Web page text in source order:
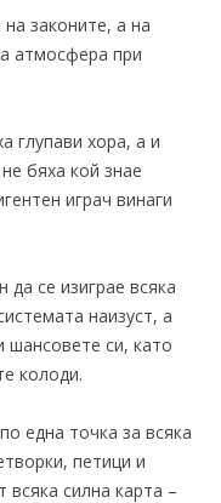
законите, а на
атмосфера при
глупави хора, а и
бяха кой знае
играч винаги
се изиграе всяка
наизуст, а
шансовете си, като
колоди.
една точка за всяка
петици и
силна карта –